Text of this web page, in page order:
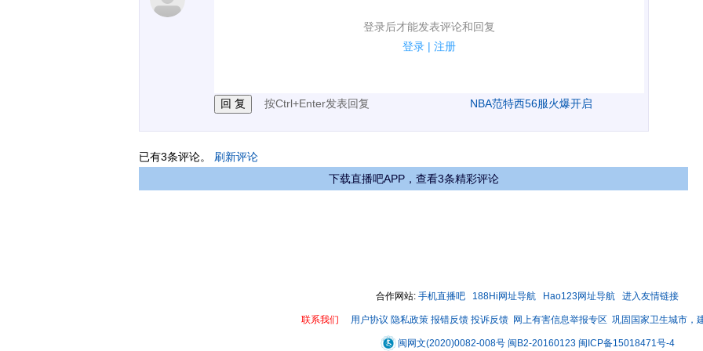
登录后才能发表评论和回复
登录 | 注册
1.电脑端新用户可以发表评论了！
按Ctrl+Enter发表回复 NBA范特西56服火爆开启
已有3条评论。 刷新评论
下载直播吧APP，查看3条精彩评论
合作网站: 手机直播吧 188Hi网址导航 Hao123网址导航 进入友情链接
联系我们 用户协议 隐私政策 报错反馈 投诉反馈 网上有害信息举报专区 巩固国家卫生城市，
闽网文(2020)0082-008号 闽B2-20160123 闽ICP备15018471号-4